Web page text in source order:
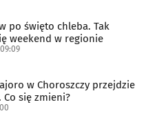
po święto chleba. Tak
weekend w regionie
09:09
w Choroszczy przejdzie
się zmieni?